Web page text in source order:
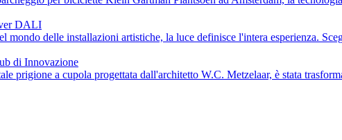
DALI
delle installazioni artistiche, la luce definisce l'intera esperienza.
di Innovazione
prigione a cupola progettata dall'architetto W.C. Metzelaar, è stata